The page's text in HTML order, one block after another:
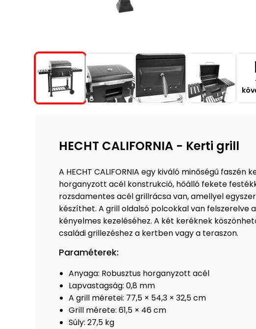
HECHT CALIFORNIA - Kerti grill
A HECHT CALIFORNIA egy kiváló minőségű
horganyzott acél konstrukció, hőálló fekete
rozsdamentes acél grillrácsa van, amellyel
készíthet. A grill oldalsó polcokkal van felszerelve
kényelmes kezeléséhez. A két keréknek
családi grillezéshez a kertben vagy a teraszon.
Paraméterek:
Anyaga: Robusztus horganyzott acél
Lapvastagság: 0,8 mm
A grill méretei: 77,5 × 54,3 × 32,5 cm
Grill mérete: 61,5 × 46 cm
Súly: 27,5 kg